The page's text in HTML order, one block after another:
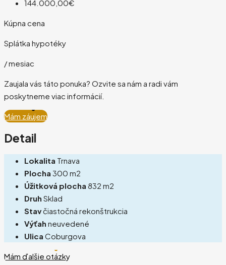
144.000,00€
Kúpna cena
Splátka hypotéky
/ mesiac
Zaujala vás táto ponuka? Ozvite sa nám a radi vám
poskytneme viac informácií.
Mám záujem
Detail
Lokalita Trnava
Plocha 300 m2
Úžitková plocha 832 m2
Druh Sklad
Stavčiastočná rekonštrukcia
Výťah neuvedené
Ulica Coburgova
Mám ďalšie otázky